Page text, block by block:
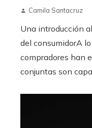
Camila Santacruz
Una introducción
del consumidorA
compradores han
conjuntas son